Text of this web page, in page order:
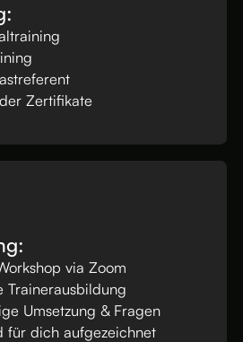
Zertifikate
via Zoom
Trainerausbildung
Umsetzung & Fragen
für dich aufgezeichnet